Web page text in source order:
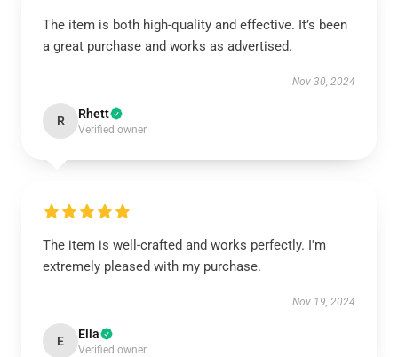
The item is both high-quality and effective. It’s been
a great purchase and works as advertised.
Nov 30, 2024
R Rhett
Verified owner
The item is well-crafted and works perfectly. I'm
extremely pleased with my purchase.
Nov 19, 2024
E Ella
Verified owner